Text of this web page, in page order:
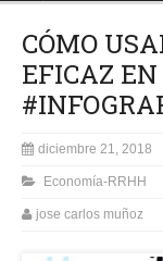
CÓMO
EFICAZ
diciembre 21, 2018
Economía-RRHH
jose carlos muñoz